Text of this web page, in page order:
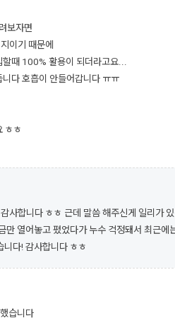
보자면
이기 때문에
할때 100% 활용이 되더라고요...
다 호흡이 안들어갑니다 ㅠㅠ
ㅎㅎ
사합니다 ㅎㅎ 근데 말씀 해주신게 일리가
만 열어놓고 폈었다가 누수 걱정돼서 최근에
다! 감사합니다 ㅎㅎ
습니다